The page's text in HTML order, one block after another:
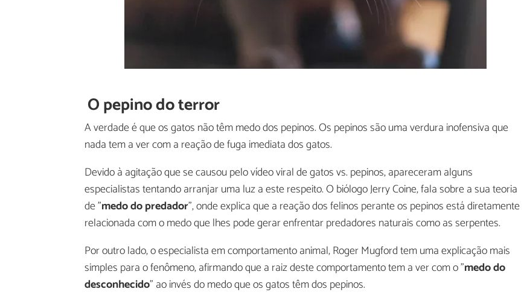
O pepino do terror
A verdade é que os gatos não têm medo dos pepinos. Os pepinos são uma verdura inofensiva que
nada tem a ver com a reação de fuga imediata dos gatos.
Devido à agitação que se causou pelo vídeo viral de gatos vs. pepinos, apareceram alguns
especialistas tentando arranjar uma luz a este respeito. O biólogo Jerry Coine, fala sobre a sua teoria
de "medo do predador", onde explica que a reação dos felinos perante os pepinos está diretamente
relacionada com o medo que lhes pode gerar enfrentar predadores naturais como as serpentes.
Por outro lado, o especialista em comportamento animal, Roger Mugford tem uma explicação mais
simples para o fenômeno, afirmando que a raiz deste comportamento tem a ver com o "medo do
desconhecido" ao invés do medo que os gatos têm dos pepinos.